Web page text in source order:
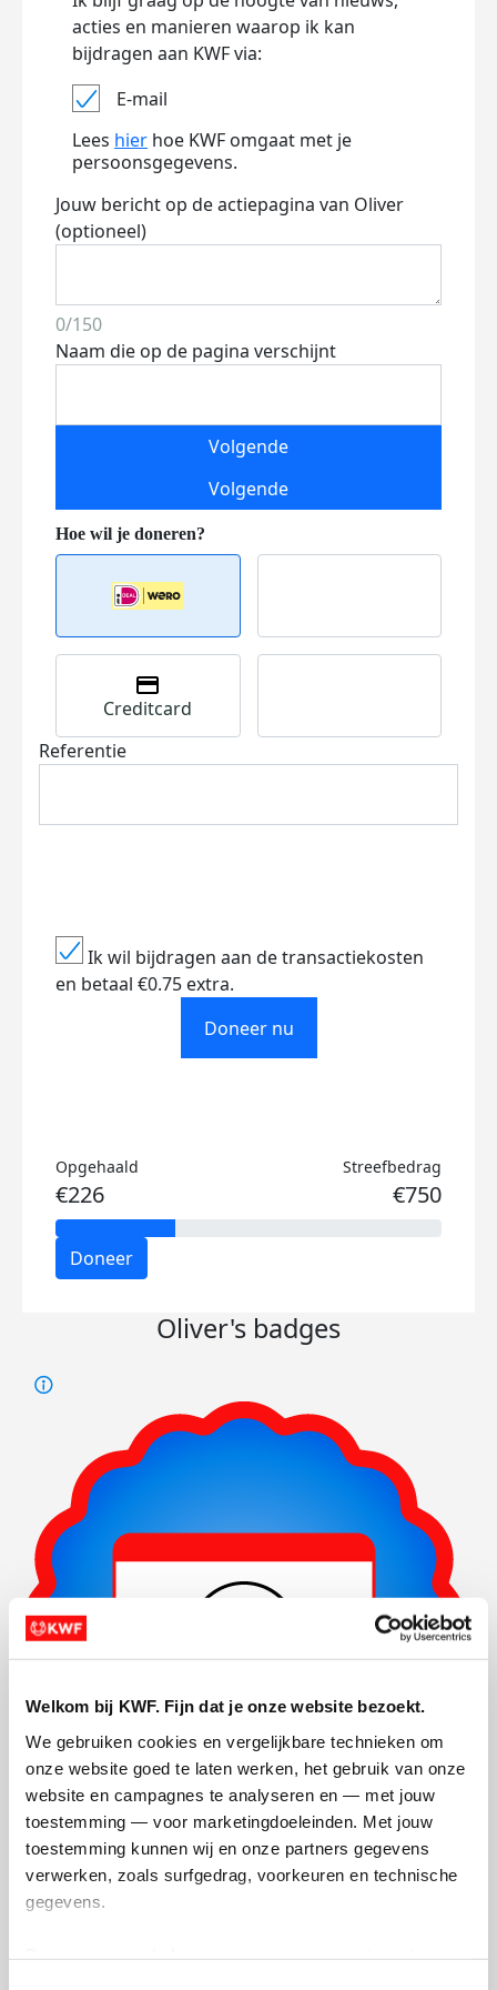
Welkom bij KWF. Fijn dat je onze website bezoekt.
We gebruiken cookies en vergelijkbare technieken om
onze website goed te laten werken, het gebruik van onze
website en campagnes te analyseren en — met jouw
toestemming — voor marketingdoeleinden. Met jouw
toestemming kunnen wij en onze partners gegevens
verwerken, zoals surfgedrag, voorkeuren en technische
gegevens.
acties en manieren waarop ik kan
bijdragen aan KWF via:
E-mail
Lees hier hoe KWF omgaat met je
persoonsgegevens.
Jouw bericht op de actiepagina van Oliver
(optioneel)
0/150
Naam die op de pagina verschijnt
Volgende
Volgende
Creditcard
Referentie
Ik wil bijdragen aan de transactiekosten
en betaal €0.75 extra.
Doneer nu
Opgehaald
€226
Streefbedrag
€750
Doneer
Oliver's badges
Actiepagina gemaakt